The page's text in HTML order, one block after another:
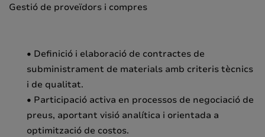
Gestió de proveïdors i compres
• Definició i elaboració de contractes de
subministrament de materials amb criteris tècnics
i de qualitat.
• Participació activa en processos de negociació de
preus, aportant visió analítica i orientada a
optimització de costos.